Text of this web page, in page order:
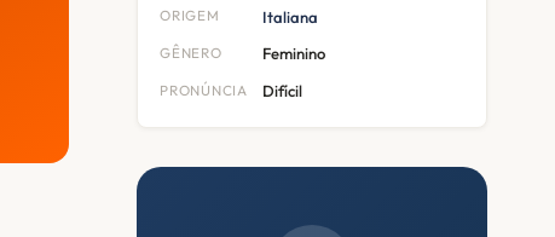
ORIGEM Italiana
GÊNERO Feminino
PRONÚNCIA Difícil